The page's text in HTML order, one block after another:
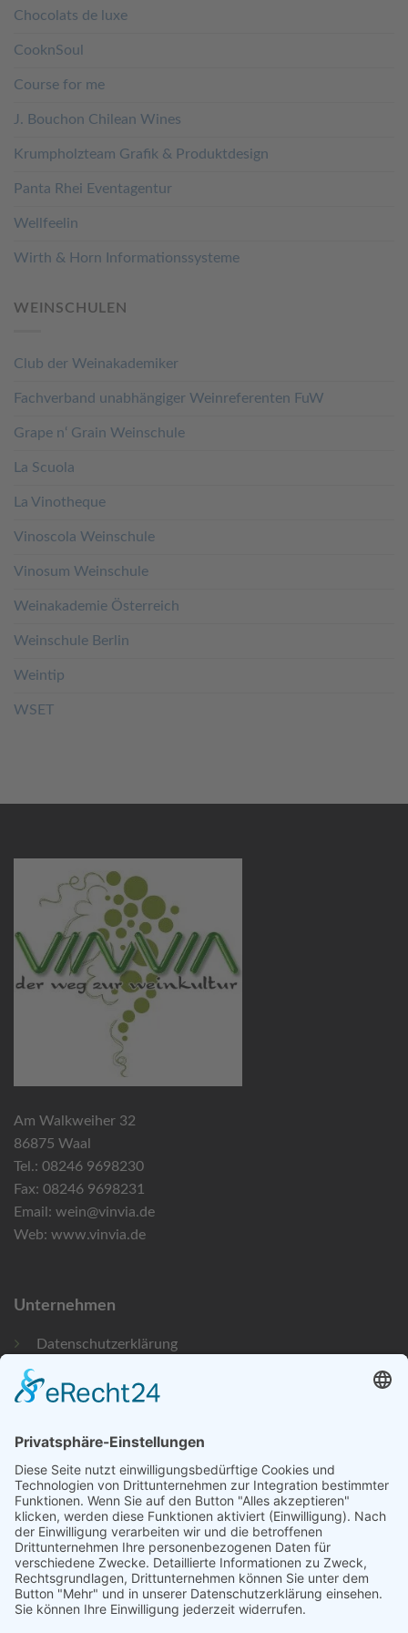
Chocolats de luxe
CooknSoul
Course for me
J. Bouchon Chilean Wines
Krumpholzteam Grafik & Produktdesign
Panta Rhei Eventagentur
Wellfeelin
Wirth & Horn Informationssysteme
WEINSCHULEN
Club der Weinakademiker
Fachverband unabhängiger Weinreferenten FuW
Grape n‘ Grain Weinschule
La Scuola
La Vinotheque
Vinoscola Weinschule
Vinosum Weinschule
Weinakademie Österreich
Weinschule Berlin
Weintip
WSET
Am Walkweiher 32
86875 Waal
Tel.: 08246 9698230
Fax: 08246 9698231
Email: wein@vinvia.de
Web: www.vinvia.de
Unternehmen
Datenschutzerklärung
Bildnachweise
Newsletteranmeldung